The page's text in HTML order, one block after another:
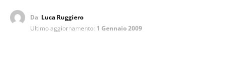
Da Luca Ruggiero
Ultimo aggiornamento: 1 Gennaio 2009